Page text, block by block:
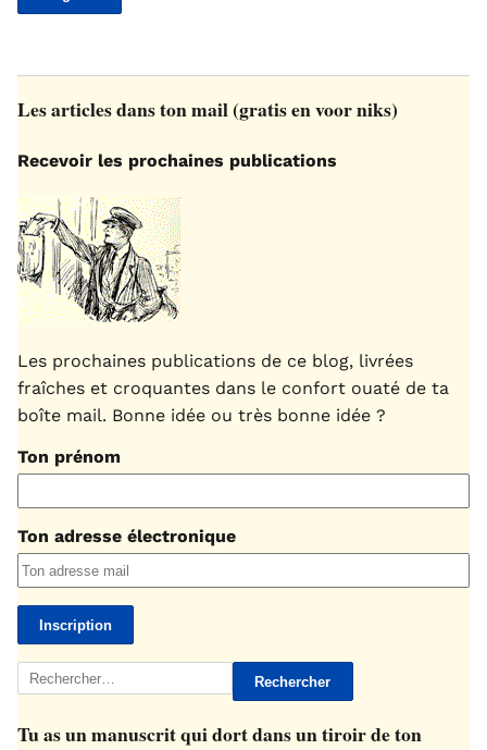
Les articles dans ton mail (gratis en voor niks)
Recevoir les prochaines publications
Les prochaines publications de ce blog, livrées
fraîches et croquantes dans le confort ouaté de ta
boîte mail. Bonne idée ou très bonne idée ?
Ton prénom
Ton adresse électronique
Rechercher :
Tu as un manuscrit qui dort dans un tiroir de ton